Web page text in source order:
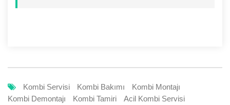
Kombi Servisi Kombi Bakımı
Kombi Montajı
Kombi Demontajı
Kombi Tamiri
Acil Kombi Servisi